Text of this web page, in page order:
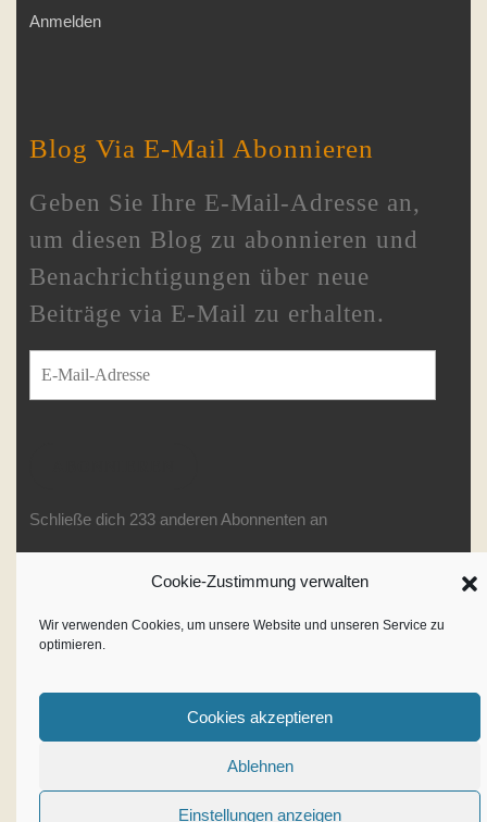
Cookie-Zustimmung verwalten
Wir verwenden Cookies, um unsere Website und unseren Service zu
optimieren.
Cookies akzeptieren
Ablehnen
Einstellungen anzeigen
Anmelden
Blog Via E-Mail Abonnieren
Geben Sie Ihre E-Mail-Adresse an,
um diesen Blog zu abonnieren und
Benachrichtigungen über neue
Beiträge via E-Mail zu erhalten.
E-Mail-Adresse
Schließe dich 233 anderen Abonnenten an
Writer WordPress Theme
By